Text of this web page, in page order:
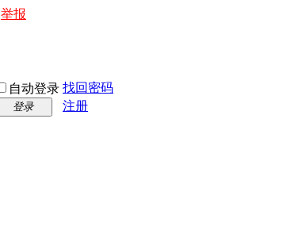
举报
自动登录 找回密码
登录 注册